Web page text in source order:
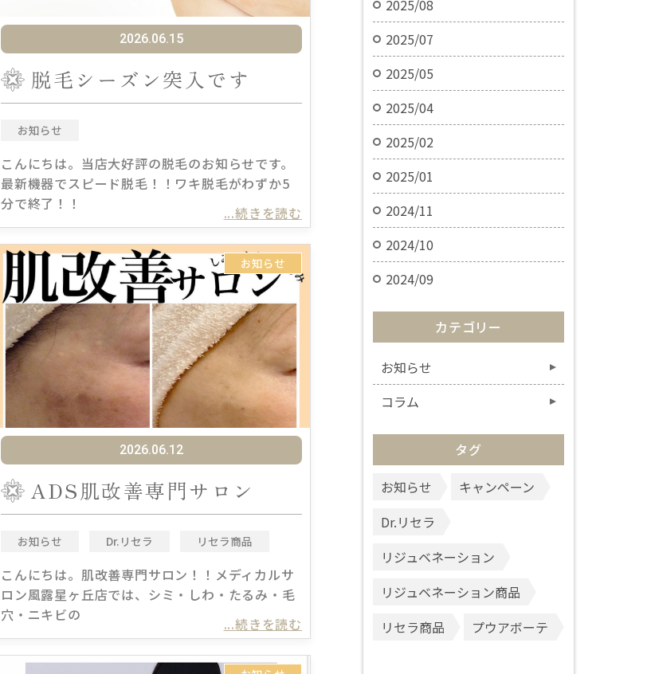
2026.06.15
脱毛シーズン突入です
お知らせ
こんにちは。当店大好評の脱毛のお知らせです。
最新機器でスピード脱毛！！ワキ脱毛がわずか5
分で終了！！
...続きを読む
2026.06.12
ADS肌改善専門サロン
お知らせ
お知らせ Dr.リセラ リセラ商品
こんにちは。肌改善専門サロン！！メディカルサ
ロン風露星ヶ丘店では、シミ・しわ・たるみ・毛
穴・ニキビの
...続きを読む
2025/08
2025/07
2025/05
2025/04
2025/02
2025/01
2024/11
2024/10
2024/09
カテゴリー
お知らせ
コラム
タグ
お知らせ
キャンペーン
Dr.リセラ
リジュベネーション
リジュベネーション商品
リセラ商品
プウアボーテ